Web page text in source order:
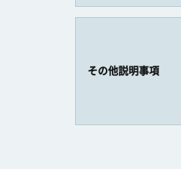
その他説明事項